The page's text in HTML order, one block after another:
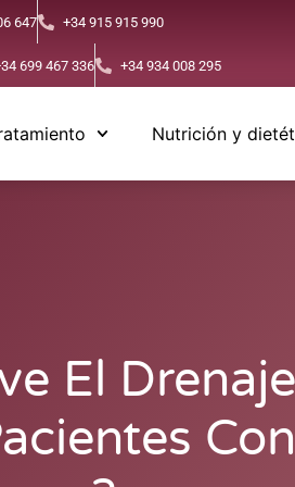
647 +34 915 915 990
699 467 336 +34 934 008 295
Nutrición y
El Drenaje
Con